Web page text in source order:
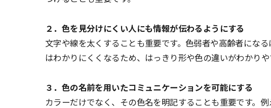
２．色を見分けにくい人にも情報が伝わるようにする
文字や線を太くすることも重要です。色弱者や高齢者にな
はわかりにくくなるため、はっきり形や色の違いがわかりや
３．色の名前を用いたコミュニケーションを可能にする
カラーだけでなく、その色名を明記することも重要です。